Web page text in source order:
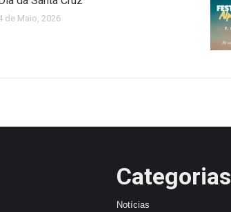
de Maio, 2026
Categorias
Notícias